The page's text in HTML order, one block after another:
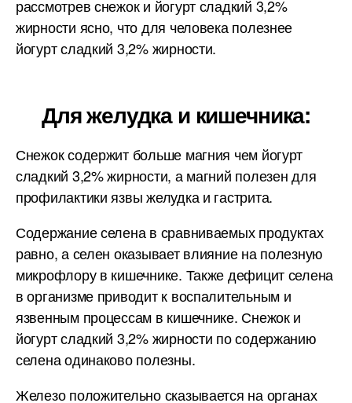
рассмотрев снежок и йогурт сладкий 3,2%
жирности ясно, что для человека полезнее
йогурт сладкий 3,2% жирности.
Для желудка и кишечника:
Снежок содержит больше магния чем йогурт
сладкий 3,2% жирности, а магний полезен для
профилактики язвы желудка и гастрита.
Содержание селена в сравниваемых продуктах
равно, а селен оказывает влияние на полезную
микрофлору в кишечнике. Также дефицит селена
в организме приводит к воспалительным и
язвенным процессам в кишечнике. Снежок и
йогурт сладкий 3,2% жирности по содержанию
селена одинаково полезны.
Железо положительно сказывается на органах